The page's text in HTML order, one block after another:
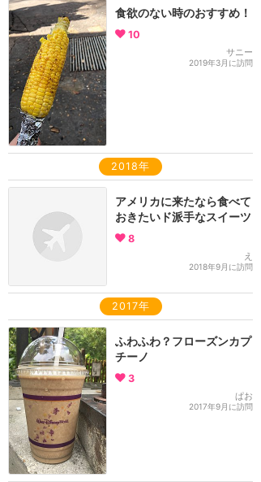
食欲のない時のおすすめ！
10
サニー
2019年3月に訪問
2018年
アメリカに来たなら食べて
おきたいド派手なスイーツ
8
え
2018年9月に訪問
2017年
ふわふわ？フローズンカプ
チーノ
3
ぱお
2017年9月に訪問